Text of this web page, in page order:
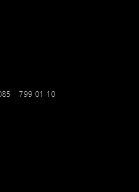
- 799 01 10